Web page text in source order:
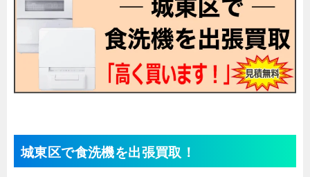
城東区で食洗機を出張買取！